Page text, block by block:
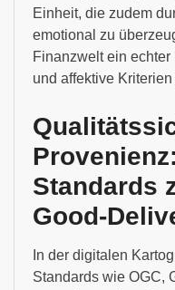
Einheit, die zudem
emotional zu
Finanzwelt ein
und affektive
Standards
Good-
In der digitalen
Standards wie OGC,